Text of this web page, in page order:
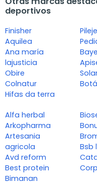
deportivos
Finisher
Aquilea
Ana maría
lajusticia
Obire
Colnatur
Hifas da terra
Pileje
Alfa herbal
Arkopharma
Artesania
agricola
Avd reform
Best protein
Bimanan
Bsb